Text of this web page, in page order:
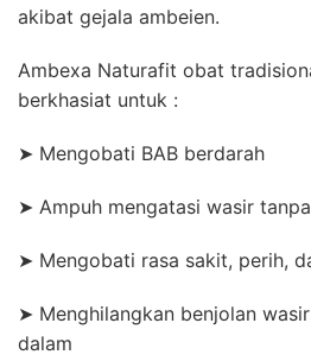
akibat gejala ambeien.
Ambexa Naturafit obat
berkhasiat untuk :
➤ Mengobati BAB berdarah
➤ Ampuh mengatasi wasir
➤ Mengobati rasa sakit, perih,
➤ Menghilangkan benjolan
dalam